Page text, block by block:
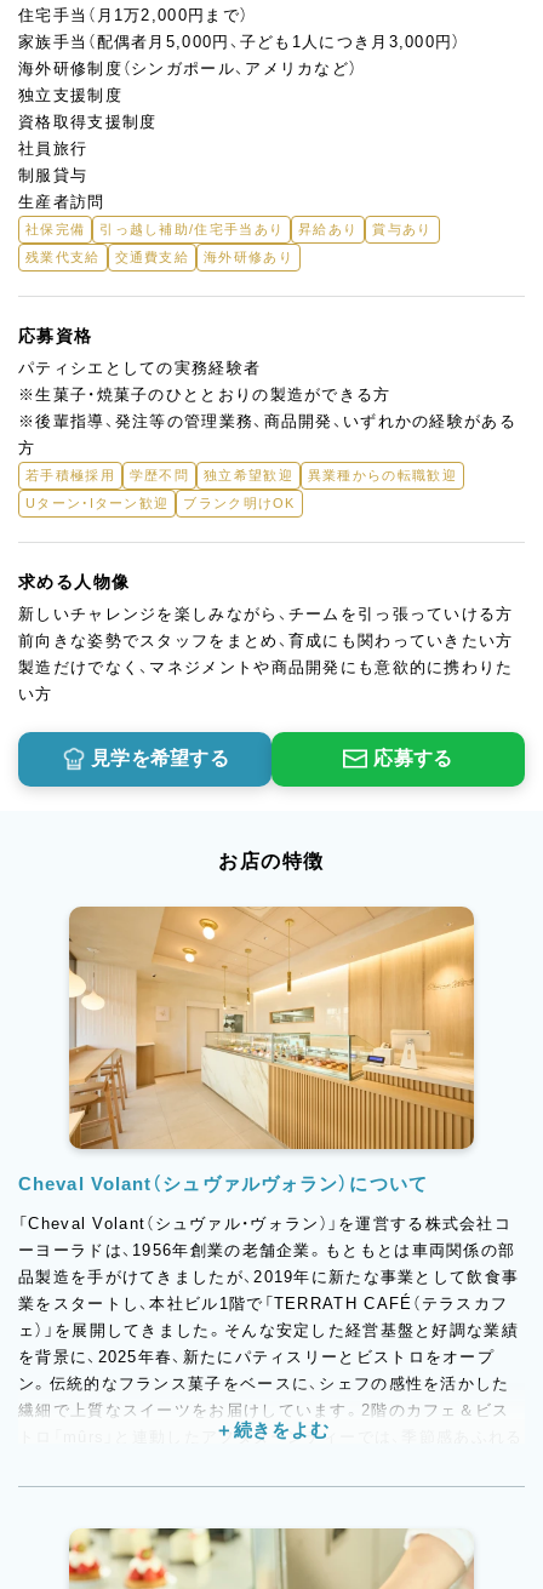
住宅手当（月1万2,000円まで）
家族手当（配偶者月5,000円、子ども1人につき月3,000円）
海外研修制度（シンガポール、アメリカなど）
独立支援制度
資格取得支援制度
社員旅行
制服貸与
生産者訪問
社保完備 引っ越し補助/住宅手当あり 昇給あり
賞与あり
残業代支給
交通費支給 海外研修あり
応募資格
パティシエとしての実務経験者
※生菓子・焼菓子のひととおりの製造ができる方
※後輩指導、発注等の管理業務、商品開発、いずれかの経験がある
方
若手積極採用 学歴不問 独立希望歓迎
異業種からの転職歓迎
Uターン・Iターン歓迎
ブランク明けOK
求める人物像
新しいチャレンジを楽しみながら、チームを引っ張っていける方
前向きな姿勢でスタッフをまとめ、育成にも関わっていきたい方
製造だけでなく、マネジメントや商品開発にも意欲的に携わりた
い方
見学を希望する 応募する
お店の特徴
Cheval Volant（シュヴァルヴォラン）について
「Cheval Volant（シュヴァル・ヴォラン）」を運営する株式会社コ
ーヨーラドは、1956年創業の老舗企業。もともとは車両関係の部
品製造を手がけてきましたが、2019年に新たな事業として飲食事
業をスタートし、本社ビル1階で「TERRATH CAFÉ（テラスカフ
ェ）」を展開してきました。そんな安定した経営基盤と好調な業績
を背景に、2025年春、新たにパティスリーとビストロをオープ
ン。伝統的なフランス菓子をベースに、シェフの感性を活かした
繊細で上質なスイーツをお届けしています。2階のカフェ＆ビス
トロ「mûrs」と連動したアフタヌーンティーでは、季節感あふれる
界観で提供。特別な日にも、日常のご褒美にも選ばれる、“本場の